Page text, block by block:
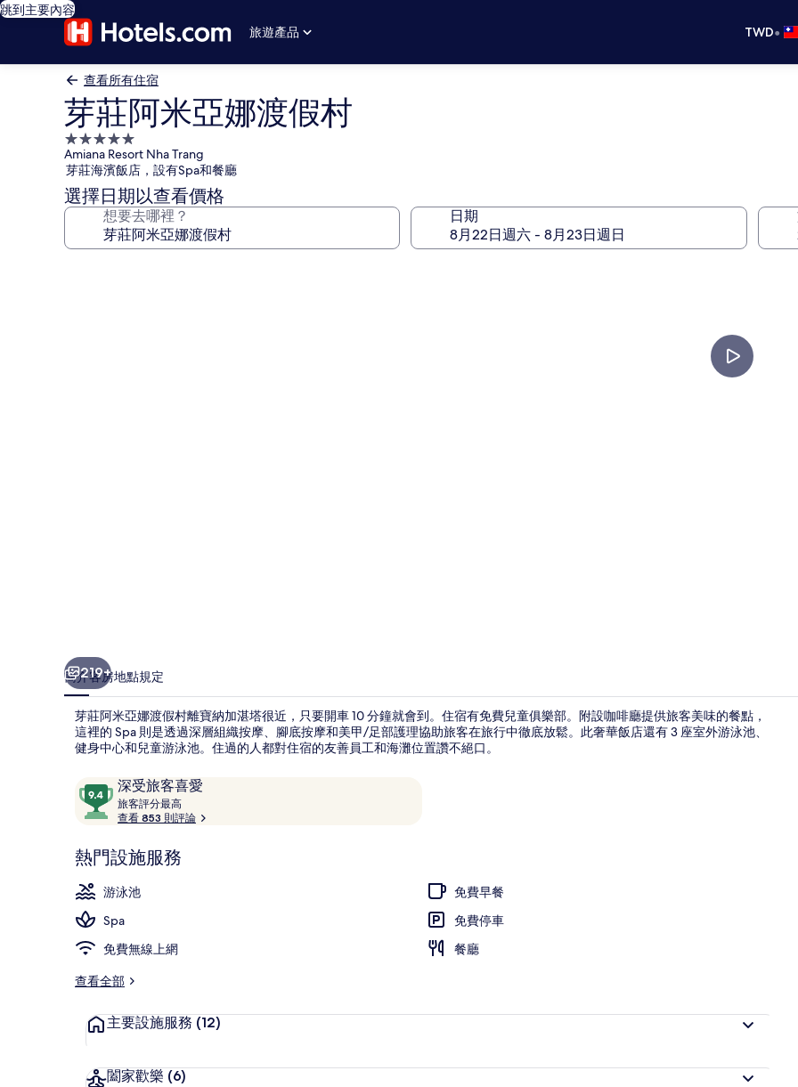
跳到主要內容
旅遊產品
TWD•
查看所有住宿
芽莊阿米亞娜渡假村
5.0
星
級
住
宿
Amiana Resort Nha Trang
芽莊海濱飯店，設有Spa和餐廳
選擇日期以查看價格
想要去哪裡？ 日期
219+
簡介客房地點規定
芽莊阿米亞娜渡假村離寶納加湛塔很近，只要開車 10 分鐘就會到。住宿有免費兒童俱樂部。附設咖啡廳提供旅客美味的餐點，
這裡的 Spa 則是透過深層組織按摩、腳底按摩和美甲/足部護理協助旅客在旅行中徹底放鬆。此奢華飯店還有 3 座室外游泳池、
健身中心和兒童游泳池。住過的人都對住宿的友善員工和海灘位置讚不絕口。
評
論
深受旅客喜愛
9.4
分，
滿
10，
深
受
旅
客
喜
愛
旅客評分最高
客
查看 853 則評論
熱門設施服務
游泳池
免費早餐
Spa
免費停車
免費無線上網
餐廳
查看全部
主要設施服務 (12)
闔家歡樂 (6)